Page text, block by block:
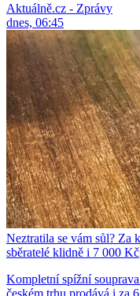
Aktuálně.cz - Zprávy
dnes, 06:45
Neztratila se vám sůl? Za
sběratelé klidně i 7 000 Kč
Kompletní spížní
českém trhu prodává i za